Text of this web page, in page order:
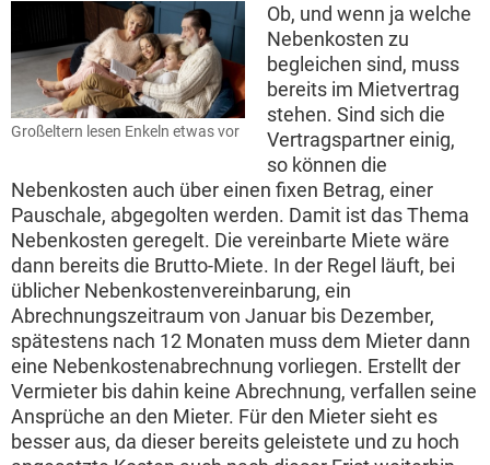
Großeltern lesen Enkeln etwas vor
Ob, und wenn ja welche
Nebenkosten zu
begleichen sind, muss
bereits im Mietvertrag
stehen. Sind sich die
Vertragspartner einig,
so können die
Nebenkosten auch über einen fixen Betrag, einer
Pauschale, abgegolten werden. Damit ist das Thema
Nebenkosten geregelt. Die vereinbarte Miete wäre
dann bereits die Brutto-Miete. In der Regel läuft, bei
üblicher Nebenkostenvereinbarung, ein
Abrechnungszeitraum von Januar bis Dezember,
spätestens nach 12 Monaten muss dem Mieter dann
eine Nebenkostenabrechnung vorliegen. Erstellt der
Vermieter bis dahin keine Abrechnung, verfallen seine
Ansprüche an den Mieter. Für den Mieter sieht es
besser aus, da dieser bereits geleistete und zu hoch